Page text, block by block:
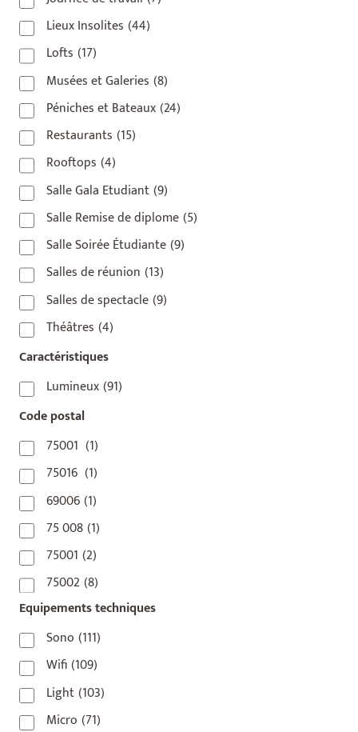
Lieux Insolites (44)
Lofts (17)
Musées et Galeries (8)
Péniches et Bateaux(24)
Restaurants (15)
Rooftops (4)
Salle Gala Etudiant(9)
Salle Remise de diplome(5)
Salle Soirée Étudiante(9)
Salles de réunion (13)
Salles de spectacle(9)
Théâtres (4)
Caractéristiques
Lumineux(91)
Code postal
75001 (1)
75016 (1)
69006(1)
75 008(1)
75001 (2)
75002 (8)
75003(1)
75004(2)
75006 (5)
75007(7)
75008 (17)
Equipements techniques
Sono (111)
Wifi(109)
Light(103)
Micro (71)